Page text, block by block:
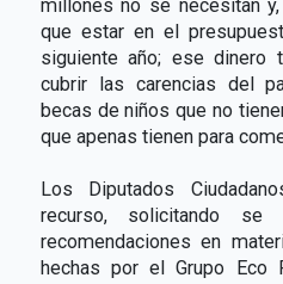
millones no se necesitan
que estar en el
siguiente año; ese dinero
cubrir las carencias del
becas de niños que no
que apenas tienen para
Los Diputados
recurso, solicitando
recomendaciones en
hechas por el Grupo Eco